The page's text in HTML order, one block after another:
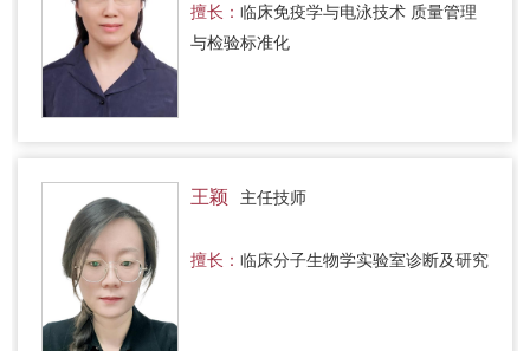
擅长： 临床免疫学与电泳技术 质量管理
与检验标准化
王颖 主任技师
擅长： 临床分子生物学实验室诊断及研究